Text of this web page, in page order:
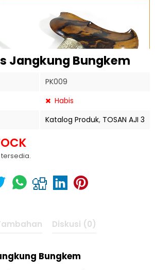
Jangkung Bungkem
PK009
Habis
Katalog Produk, TOSAN AJI 3
tersedia.
Diskusi (0)
Bungkem